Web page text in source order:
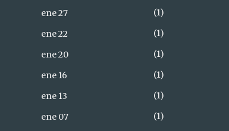
ene 27
1
ene 22
1
ene 20
1
ene 16
1
ene 13
1
ene 07
1